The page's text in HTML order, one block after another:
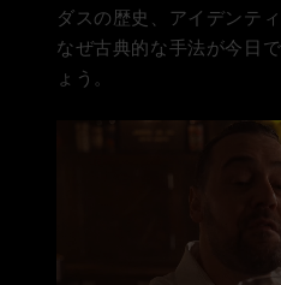
ダスの歴史、アイデンテ
なぜ古典的な手法が今日
ょう。